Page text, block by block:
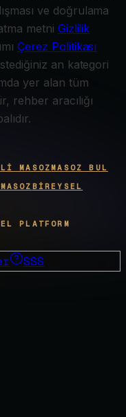
ve doğrulama
metni Gizlilik
Çerez Politikası
an kategori
yer alan tüm
rehber aracılığı
MASOZMASOZ BUL
BIREYSEL
PLATFORM
SSS